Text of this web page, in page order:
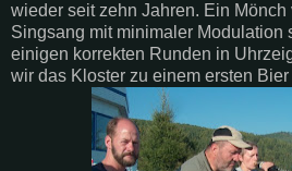
wieder seit zehn Jahren. Ein Mönch
Singsang mit minimaler Modulation
einigen korrekten Runden in
wir das Kloster zu einem ersten